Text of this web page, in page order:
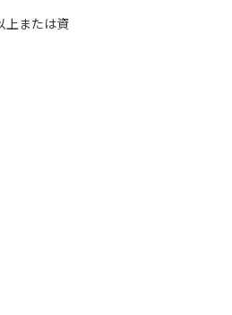
上または資